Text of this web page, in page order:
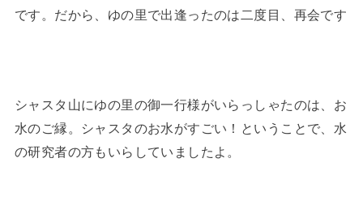
です。だから、ゆの里で出逢ったのは二度目、再会です
シャスタ山にゆの里の御一行様がいらっしゃたのは、お
水のご縁。シャスタのお水がすごい！ということで、水
の研究者の方もいらしていましたよ。